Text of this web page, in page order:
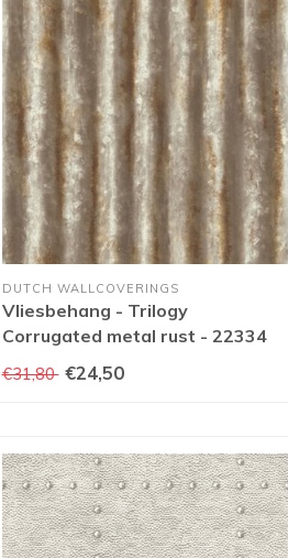
DUTCH WALLCOVERINGS
Vliesbehang - Trilogy
Corrugated metal rust - 22334
€31,80 €24,50